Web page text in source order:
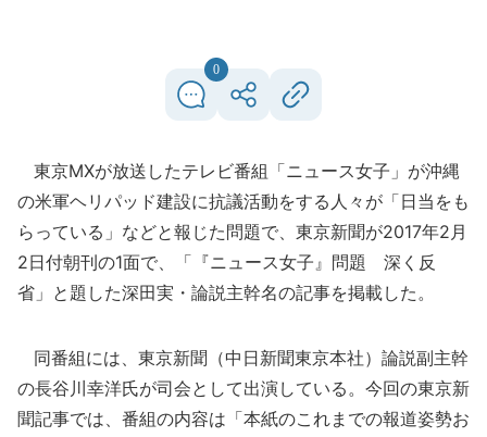
0
東京MXが放送したテレビ番組「ニュース女子」が沖縄
の米軍ヘリパッド建設に抗議活動をする人々が「日当をも
らっている」などと報じた問題で、東京新聞が2017年2月
2日付朝刊の1面で、「『ニュース女子』問題 深く反
省」と題した深田実・論説主幹名の記事を掲載した。
同番組には、東京新聞（中日新聞東京本社）論説副主幹
の長谷川幸洋氏が司会として出演している。今回の東京新
聞記事では、番組の内容は「本紙のこれまでの報道姿勢お